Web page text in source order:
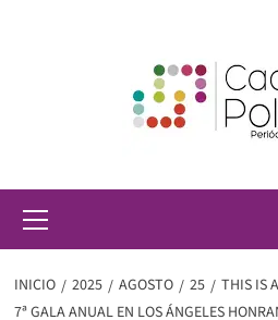
principal
INICIO 2025 AGOSTO 25
THIS IS
7ª GALA ANUAL EN LOS ÁNGELES